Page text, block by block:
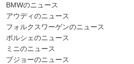
BMWのニュース
アウディのニュース
フォルクスワーゲンのニュース
ポルシェのニュース
ミニのニュース
プジョーのニュース